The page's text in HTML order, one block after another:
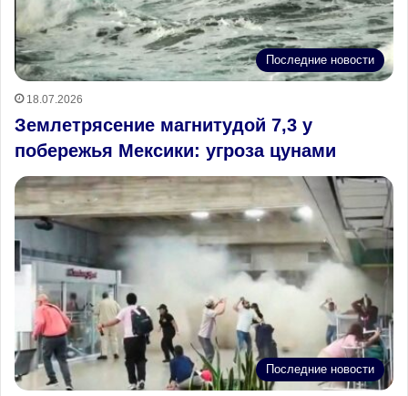
Последние новости
18.07.2026
Землетрясение магнитудой 7,3 у
побережья Мексики: угроза цунами
Последние новости